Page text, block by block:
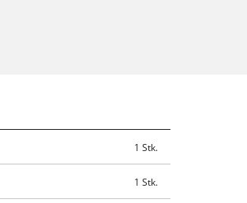
1 Stk.
1 Stk.